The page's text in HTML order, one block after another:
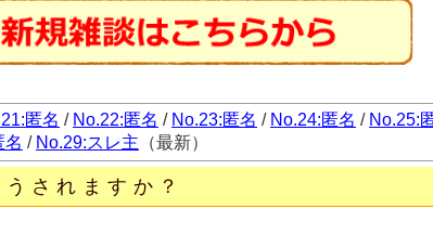
匿名 / No.22:匿名 / No.23:匿名 / No.24:匿名 / No.25:
名 / No.29:スレ主 （最新）
されますか？